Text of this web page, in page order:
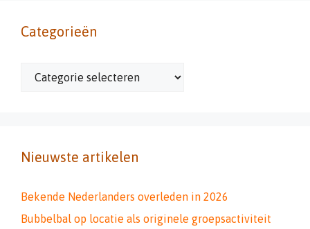
Categorieën
Categorieën
Nieuwste artikelen
Bekende Nederlanders overleden in 2026
Bubbelbal op locatie als originele groepsactiviteit